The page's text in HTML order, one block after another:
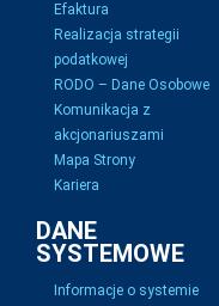
Efaktura
Realizacja strategii
podatkowej
RODO – Dane Osobowe
Komunikacja z
akcjonariuszami
Mapa Strony
Kariera
DANE
SYSTEMOWE
Informacje o systemie